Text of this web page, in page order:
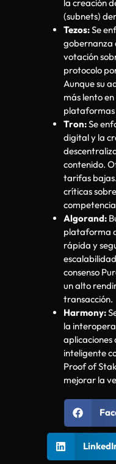
la creación
(subnets)
Tezos:Se
gobernanza
votación
protocolo
Aunque su
más lento
plataformas
Tron:Se
digital y la
contenido.
tarifas
críticas
competencia
Algorand:
plataforma
rápida y
consenso
un alto
transacción.
Harmony:
la
inteligente
Proof of
mejorar la